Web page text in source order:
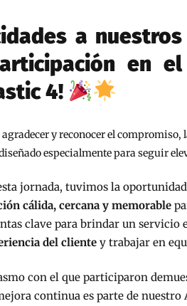
a
en
4!
y reconocer el
especialmente para seguir
jornada, tuvimos la
cálida, cercana y memorable
clave para brindar un servicio
del cliente y trabajar en
con el que participaron
continua es parte de